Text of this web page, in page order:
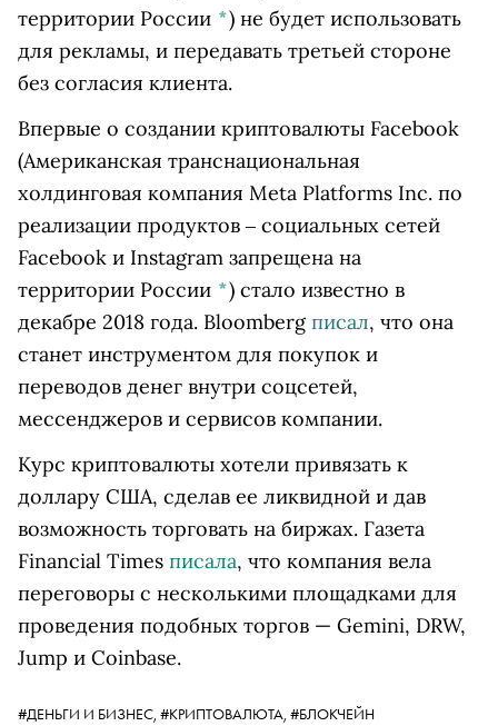
территории России *) не будет использовать
для рекламы, и передавать третьей стороне
без согласия клиента.
Впервые о создании криптовалюты Facebook
(Американская транснациональная
холдинговая компания Meta Platforms Inc. по
реализации продуктов ‒ социальных сетей
Facebook и Instagram запрещена на
территории России *) стало известно в
декабре 2018 года. Bloombergписал, что она
станет инструментом для покупок и
переводов денег внутри соцсетей,
мессенджеров и сервисов компании.
Курс криптовалюты хотели привязать к
доллару США, сделав ее ликвидной и дав
возможность торговать на биржах. Газета
Financial Times писала, что компания вела
переговоры с несколькими площадками для
проведения подобных торгов — Gemini, DRW,
Jump и Coinbase.
#ДЕНЬГИ И БИЗНЕС, #КРИПТОВАЛЮТА, #БЛОКЧЕЙН